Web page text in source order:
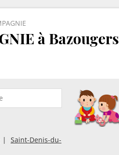
à Bazougers
Saint-Denis-du-